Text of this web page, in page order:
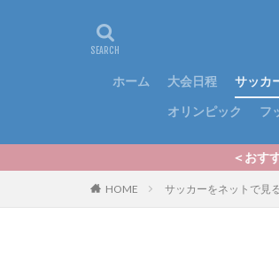
ホーム 大会日程 サッカ
オリンピック
フ
＜おすすめ記事＞いよい
HOME サッカーをネットで見